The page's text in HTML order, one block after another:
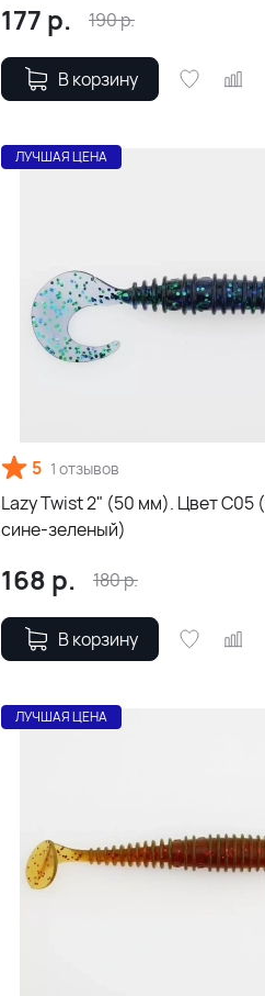
177 р. 190р.
В корзину
ЛУЧШАЯ ЦЕНА
5 1 отзывов
Lazy Twist 2" (50 мм). Цвет С05
сине-зеленый)
168 р. 180р.
В корзину
ЛУЧШАЯ ЦЕНА